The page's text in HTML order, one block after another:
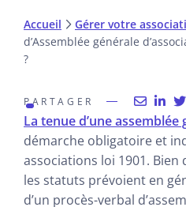
Accueil Gérer votre
d’Assemblée générale
?
PARTAGER
La tenue d’une assemblée
démarche obligatoire et
associations loi 1901.
les statuts prévoient en
d’un procès-verbal